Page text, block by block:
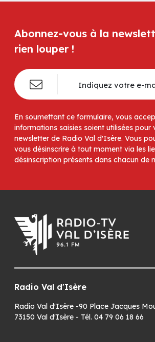
Abonnez-vous à la
rien louper !
En soumettant ce formulaire, vous
informations saisies soient utilisées pour
newsletter de Radio Val d'Isère. Vous
vous désinscrire à tout moment via les
désinscription présents dans chacun de
Radio Val d'Isère
Radio Val d'Isère -90 Place Jacques
73150 Val d'Isère - Tél. 04 79 06 18 66